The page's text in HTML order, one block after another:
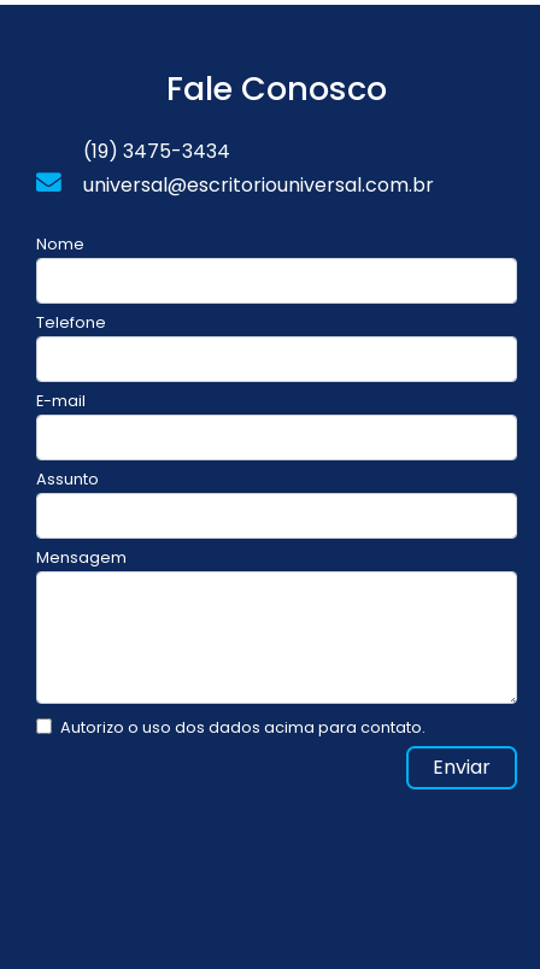
Fale Conosco
(19) 3475-3434
universal@escritoriouniversal.com.br
Nome
Telefone
E-mail
Assunto
Mensagem
Autorizo o uso dos dados acima para contato.
Enviar